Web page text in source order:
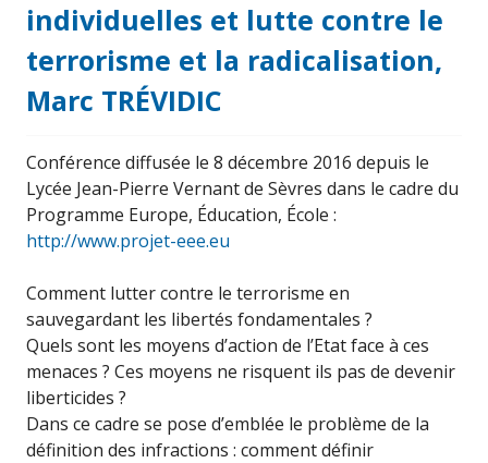
individuelles et lutte contre le
terrorisme et la radicalisation,
Marc TRÉVIDIC
Conférence diffusée le 8 décembre 2016 depuis le
Lycée Jean-Pierre Vernant de Sèvres dans le cadre du
Programme Europe, Éducation, École :
http://www.projet-eee.eu
Comment lutter contre le terrorisme en
sauvegardant les libertés fondamentales ?
Quels sont les moyens d’action de l’Etat face à ces
menaces ? Ces moyens ne risquent ils pas de devenir
liberticides ?
Dans ce cadre se pose d’emblée le problème de la
définition des infractions : comment définir